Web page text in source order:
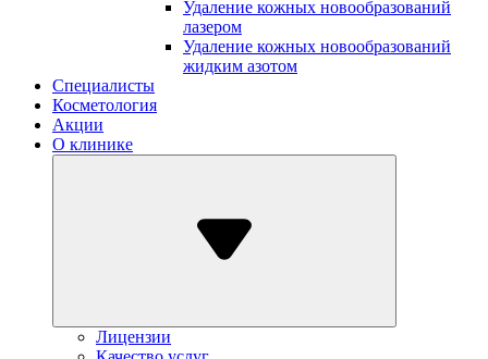
Удаление кожных новообразований
лазером
Удаление кожных новообразований
жидким азотом
Специалисты
Косметология
Акции
О клинике
Лицензии